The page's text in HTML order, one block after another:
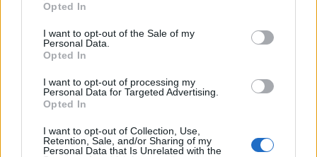
use your data for below specified purposes in below Google
consent section.
Opted In
I want to opt-out of the Sale of my
Personal Data.
Opted In
I want to opt-out of processing my
Personal Data for Targeted Advertising.
Opted In
I want to opt-out of Collection, Use,
Retention, Sale, and/or Sharing of my
Personal Data that Is Unrelated with the